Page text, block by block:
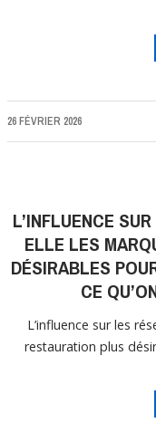
26 FÉVRIER 2026
L’INFLUENCE
ELLE LES
DÉSIRABLES
CE
L’influence sur les
restauration plus